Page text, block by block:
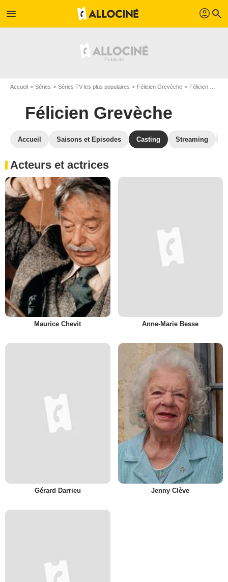
menu profil search
Accueil Séries Séries TV les plus populaires Félicien Grevèche Félicien Grevèche S01
Félicien Grevèche
Accueil Saisons et Episodes Casting Streaming
Acteurs et actrices
Maurice Chevit Anne-Marie Besse
Gérard Darrieu Jenny Clève